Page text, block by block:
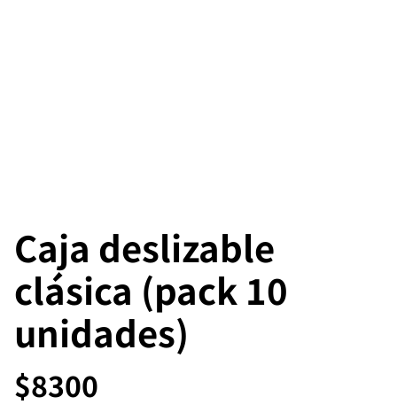
Caja deslizable
clásica (pack 10
unidades)
$8300